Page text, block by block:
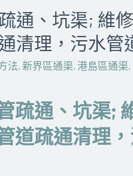
通、坑渠; 維
清理，污水管
法,新界區通渠, 港島區通渠,
疏通、坑渠;
道疏通清理